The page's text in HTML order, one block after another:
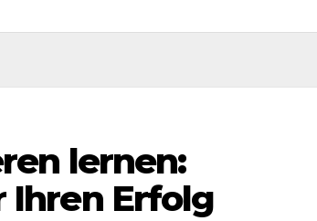
lernen:
Ihren Erfolg